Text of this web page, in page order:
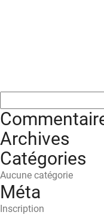
Archives
Catégories
Aucune catégorie
Méta
Inscription